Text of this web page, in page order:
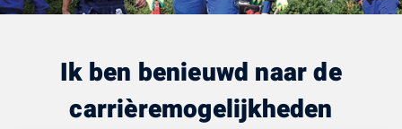
Ik ben benieuwd naar de
carrièremogelijkheden